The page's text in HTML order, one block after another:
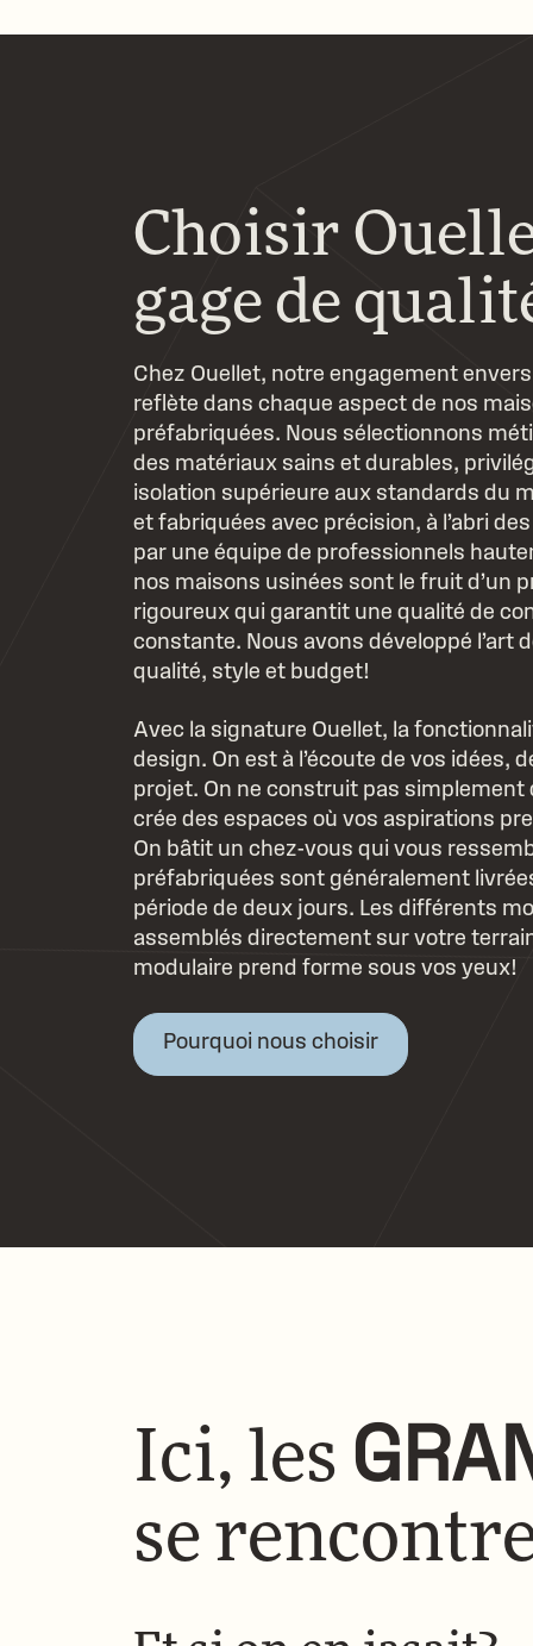
Choisir
gage de
Chez Ouellet, notre engagement envers
reflète dans chaque aspect de nos
préfabriquées. Nous sélectionnons
des matériaux sains et durables,
isolation supérieure aux standards du
et fabriquées avec précision, à l’abri
par une équipe de professionnels
nos maisons usinées sont le fruit d’un
rigoureux qui garantit une qualité de
constante. Nous avons développé l’art
qualité, style et budget!
Avec la signature Ouellet, la
design. On est à l’écoute de vos idées,
projet. On ne construit pas simplement
crée des espaces où vos aspirations
On bâtit un chez-vous qui vous
préfabriquées sont généralement
période de deux jours. Les différents
assemblés directement sur votre
modulaire prend forme sous vos yeux!
Pourquoi nous choisir
Ici, les
se